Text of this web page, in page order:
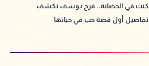
كنت في الحضانة.. فرح يوسف تكشف
تفاصيل أول قصة حب في حياتها